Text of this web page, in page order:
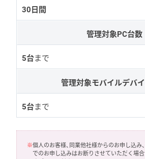
30日間
管理対象PC台数
5台まで
管理対象モバイルデバ
5台まで
※個人のお客様、同業他社様からのお申し込み
でのお申し込みはお断りさせていただく場